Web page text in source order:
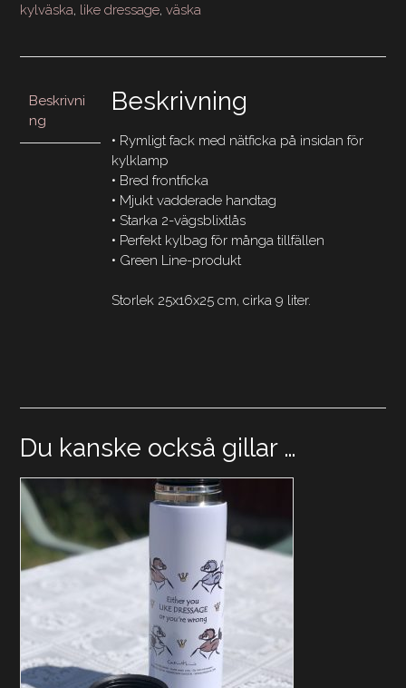
kylväska, like dressage, väska
Beskrivni
ng
Beskrivning
• Rymligt fack med nätficka på insidan för
kylklamp
• Bred frontficka
• Mjukt vadderade handtag
• Starka 2-vägsblixtlås
• Perfekt kylbag för många tillfällen
• Green Line-produkt
Storlek 25x16x25 cm, cirka 9 liter.
Du kanske också gillar …